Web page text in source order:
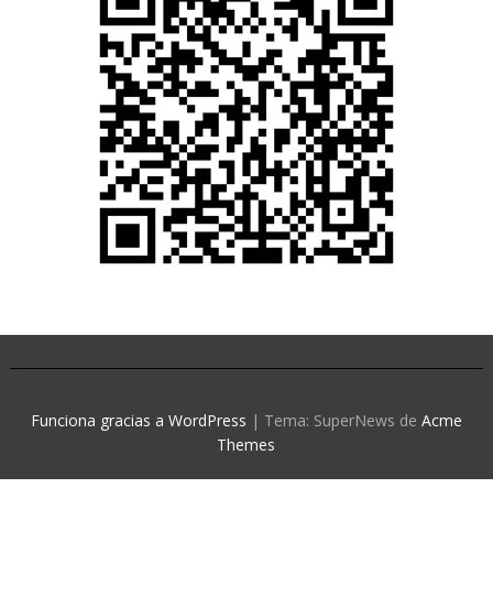
Funciona gracias a WordPress | Tema: SuperNews de Acme
Themes